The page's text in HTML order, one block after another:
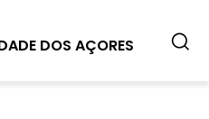
DOS AÇORES